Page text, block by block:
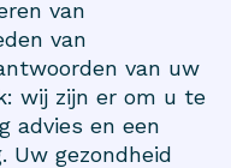
van
van
van uw
wij zijn er om u te
advies en een
Uw gezondheid